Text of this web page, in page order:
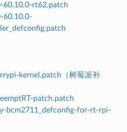
60.10.0-rt62.patch
60.10.0-
kernel.patch（树莓派补
patch.patch
bcm2711_defconfig-for-rt-rpi-